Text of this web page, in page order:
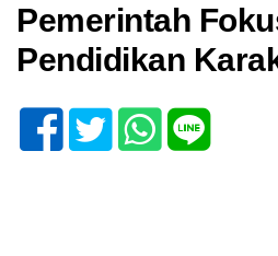
Pemerintah
Pendidikan